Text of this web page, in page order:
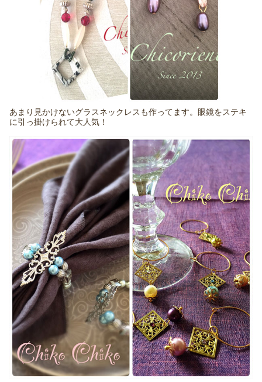
あまり見かけないグラスネックレスも作ってます。眼鏡をステキ
に引っ掛けられて大人気！